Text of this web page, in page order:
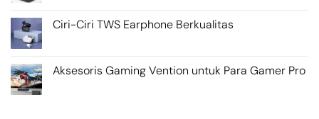
Ciri-Ciri TWS Earphone Berkualitas
Aksesoris Gaming Vention untuk Para Gamer Pro